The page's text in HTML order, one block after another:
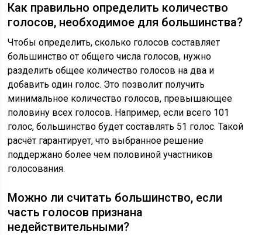
Как правильно определить количество
голосов, необходимое для большинства?
Чтобы определить, сколько голосов составляет
большинство от общего числа голосов, нужно
разделить общее количество голосов на два и
добавить один голос. Это позволит получить
минимальное количество голосов, превышающее
половину всех голосов. Например, если всего 101
голос, большинство будет составлять 51 голос. Такой
расчёт гарантирует, что выбранное решение
поддержано более чем половиной участников
голосования.
Можно ли считать большинство, если
часть голосов признана
недействительными?